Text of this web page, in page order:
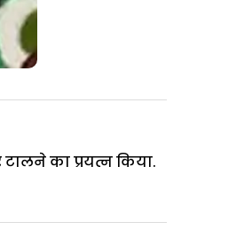
टालने का प्रयत्न किया.